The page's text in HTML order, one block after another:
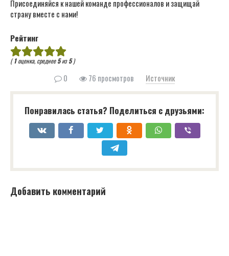
Присоединяйся к нашей команде профессионалов и защищай
страну вместе с нами!
Рейтинг
(1оценка, среднее5из5)
0 76 просмотров Источник
Понравилась статья? Поделиться с друзьями:
Добавить комментарий